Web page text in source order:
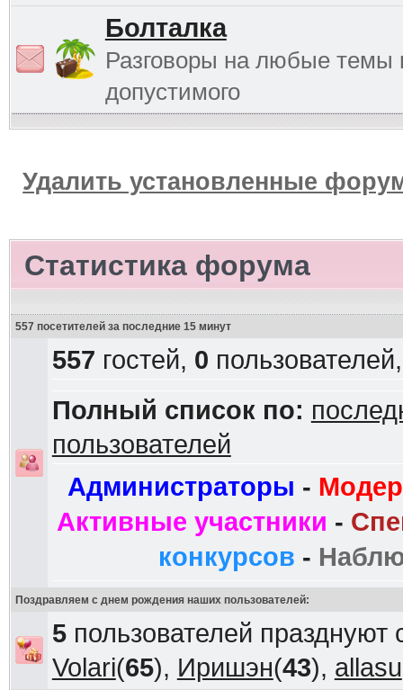
Болталка
Разговоры на любые темы
допустимого
Удалить установленные
Статистика форума
557 посетителей за последние 15 минут
557 гостей, 0
Полный список по:
пользователей
Администраторы -
Активные участники -
конкурсов -
Поздравляем с днем рождения наших пользователей:
5пользователей празднуют
Volari(65), Иришэн(43), allasu